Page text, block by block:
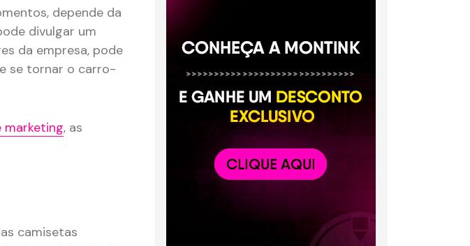
depende da
divulgar um
da empresa, pode
se tornar o carro-
marketing, as
camisetas